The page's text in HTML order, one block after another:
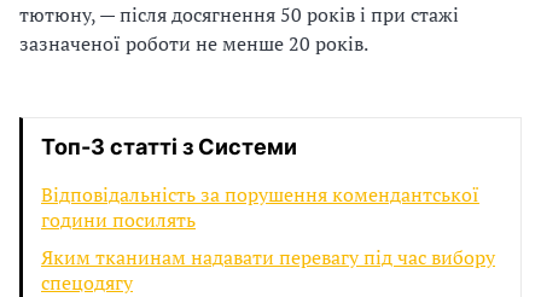
тютюну, — після досягнення 50 років і при стажі
зазначеної роботи не менше 20 років.
Топ-3 статті з Системи
Відповідальність за порушення комендантської
години посилять
Яким тканинам надавати перевагу під час вибору
спецодягу